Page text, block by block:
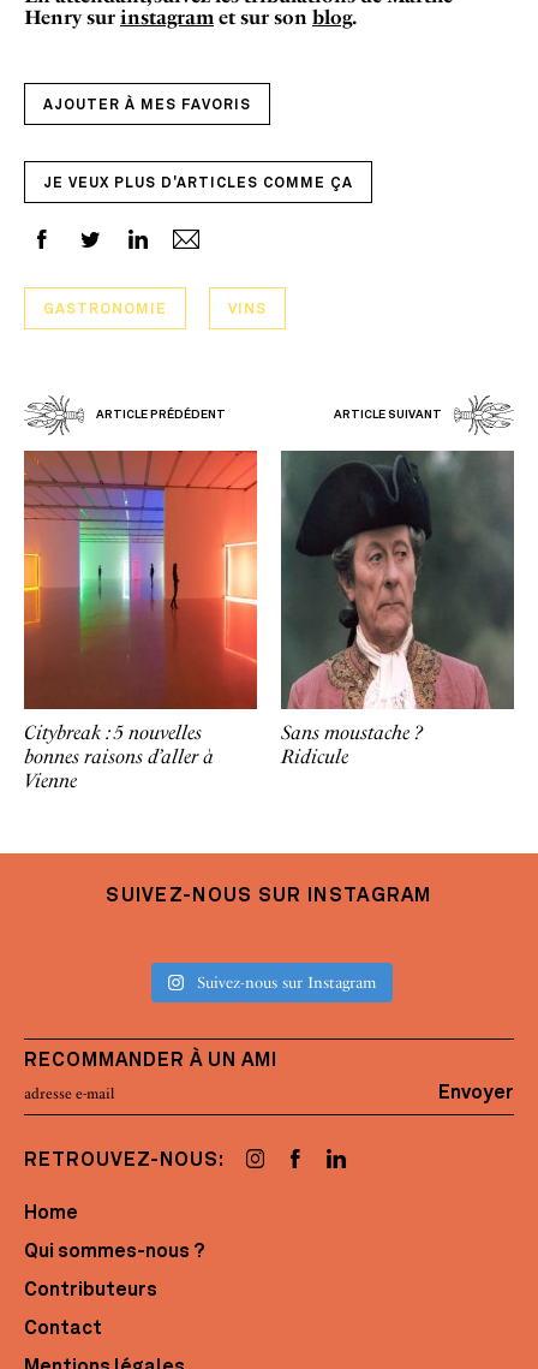
Henry sur instagramet sur son blog.
AJOUTER À MES FAVORIS
JE VEUX PLUS D'ARTICLES COMME ÇA
GASTRONOMIE VINS
ARTICLE PRÉDÉDENT ARTICLE SUIVANT
Citybreak : 5 nouvelles
bonnes raisons d’aller à
Vienne
Sans moustache ?
Ridicule
SUIVEZ-NOUS SUR INSTAGRAM
Suivez-nous sur Instagram
RECOMMANDER À UN AMI
Envoyer
RETROUVEZ-NOUS:
Home
Qui sommes-nous ?
Contributeurs
Contact